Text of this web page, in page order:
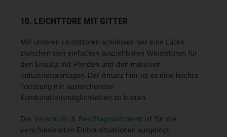
10. LEICHTTORE MIT GITTER
Mit unseren Leichttoren schliessen wir eine Lücke
zwischen den einfachen ausziehbaren Weidetoren für
den Einsatz mit Pferden und den massiven
Industrietoranlagen. Der Ansatz hier ist es eine leichte
Torlösung mit ausreichenden
Kombinationsmöglichkeiten zu bieten.
Das Verschluß- & Beschlagssortiment ist für die
verschiedensten Einbausituationen ausgelegt.